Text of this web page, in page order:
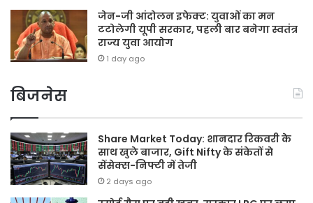
जेन-जी आंदोलन इफेक्ट: युवाओं का मन
टटोलेगी यूपी सरकार, पहली बार बनेगा स्वतंत्र
राज्य युवा आयोग
1 day ago
बिजनेस
Share Market Today: शानदार रिकवरी के
साथ खुले बाजार, Gift Nifty के संकेतों से
सेंसेक्स-निफ्टी में तेजी
2 days ago